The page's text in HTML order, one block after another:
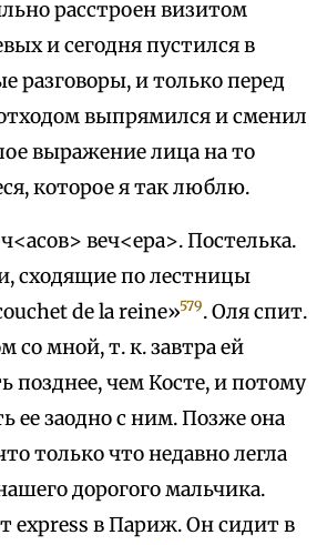
расстроен визитом
и сегодня пустился в
разговоры, и только перед
выпрямился и сменил
выражение лица на то
которое я так люблю.
веч<ера>. Постелька.
сходящие по лестницы
de la reine»579. Оля спит.
со мной, т. к. завтра ей
позднее, чем Косте, и потому
ее заодно с ним. Позже она
только что недавно легла
дорогого мальчика.
express в Париж. Он сидит в